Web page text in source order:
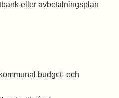
eller avbetalningsplan
budget- och